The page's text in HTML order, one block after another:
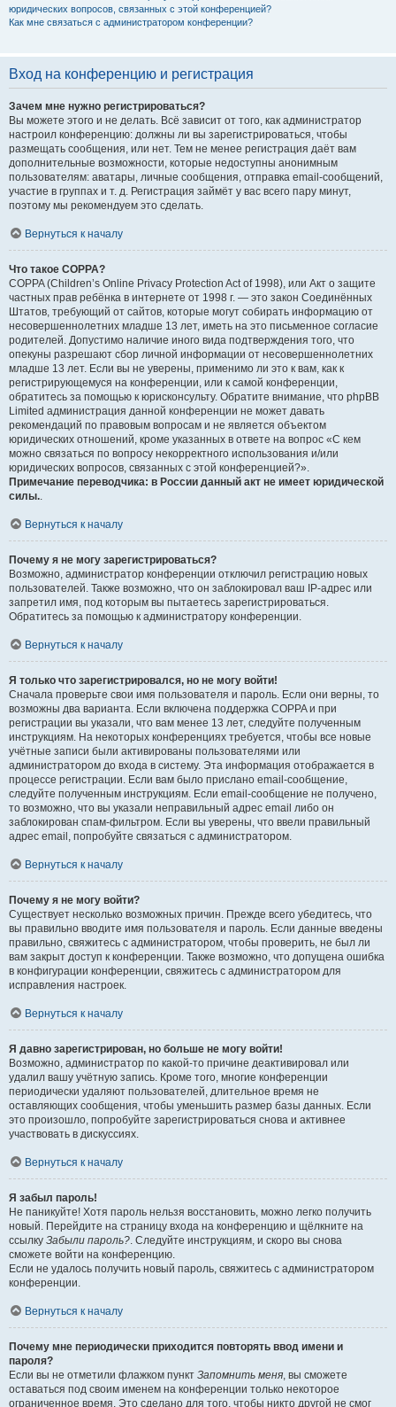
юридических вопросов, связанных с этой конференцией?
Как мне связаться с администратором конференции?
Вход на конференцию и регистрация
Зачем мне нужно регистрироваться?
Вы можете этого и не делать. Всё зависит от того, как администратор
настроил конференцию: должны ли вы зарегистрироваться, чтобы
размещать сообщения, или нет. Тем не менее регистрация даёт вам
дополнительные возможности, которые недоступны анонимным
пользователям: аватары, личные сообщения, отправка email-сообщений,
участие в группах и т. д. Регистрация займёт у вас всего пару минут,
поэтому мы рекомендуем это сделать.
Вернуться к началу
Что такое COPPA?
COPPA (Children’s Online Privacy Protection Act of 1998), или Акт о защите
частных прав ребёнка в интернете от 1998 г. — это закон Соединённых
Штатов, требующий от сайтов, которые могут собирать информацию от
несовершеннолетних младше 13 лет, иметь на это письменное согласие
родителей. Допустимо наличие иного вида подтверждения того, что
опекуны разрешают сбор личной информации от несовершеннолетних
младше 13 лет. Если вы не уверены, применимо ли это к вам, как к
регистрирующемуся на конференции, или к самой конференции,
обратитесь за помощью к юрисконсульту. Обратите внимание, что phpBB
Limited администрация данной конференции не может давать
рекомендаций по правовым вопросам и не является объектом
юридических отношений, кроме указанных в ответе на вопрос «С кем
можно связаться по вопросу некорректного использования и/или
юридических вопросов, связанных с этой конференцией?».
Примечание переводчика: в России данный акт не имеет юридической
силы..
Вернуться к началу
Почему я не могу зарегистрироваться?
Возможно, администратор конференции отключил регистрацию новых
пользователей. Также возможно, что он заблокировал ваш IP-адрес или
запретил имя, под которым вы пытаетесь зарегистрироваться.
Обратитесь за помощью к администратору конференции.
Вернуться к началу
Я только что зарегистрировался, но не могу войти!
Сначала проверьте свои имя пользователя и пароль. Если они верны, то
возможны два варианта. Если включена поддержка COPPA и при
регистрации вы указали, что вам менее 13 лет, следуйте полученным
инструкциям. На некоторых конференциях требуется, чтобы все новые
учётные записи были активированы пользователями или
администратором до входа в систему. Эта информация отображается в
процессе регистрации. Если вам было прислано email-сообщение,
следуйте полученным инструкциям. Если email-сообщение не получено,
то возможно, что вы указали неправильный адрес email либо он
заблокирован спам-фильтром. Если вы уверены, что ввели правильный
адрес email, попробуйте связаться с администратором.
Вернуться к началу
Почему я не могу войти?
Существует несколько возможных причин. Прежде всего убедитесь, что
вы правильно вводите имя пользователя и пароль. Если данные введены
правильно, свяжитесь с администратором, чтобы проверить, не был ли
вам закрыт доступ к конференции. Также возможно, что допущена ошибка
в конфигурации конференции, свяжитесь с администратором для
исправления настроек.
Вернуться к началу
Я давно зарегистрирован, но больше не могу войти!
Возможно, администратор по какой-то причине деактивировал или
удалил вашу учётную запись. Кроме того, многие конференции
периодически удаляют пользователей, длительное время не
оставляющих сообщения, чтобы уменьшить размер базы данных. Если
это произошло, попробуйте зарегистрироваться снова и активнее
участвовать в дискуссиях.
Вернуться к началу
Я забыл пароль!
Не паникуйте! Хотя пароль нельзя восстановить, можно легко получить
новый. Перейдите на страницу входа на конференцию и щёлкните на
ссылку Забыли пароль?. Следуйте инструкциям, и скоро вы снова
сможете войти на конференцию.
Если не удалось получить новый пароль, свяжитесь с администратором
конференции.
Вернуться к началу
Почему мне периодически приходится повторять ввод имени и
пароля?
Если вы не отметили флажком пункт Запомнить меня, вы сможете
оставаться под своим именем на конференции только некоторое
ограниченное время. Это сделано для того, чтобы никто другой не смог